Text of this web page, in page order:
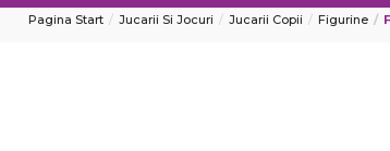
Pagina Start Jucarii Si Jocuri Jucarii Copii Figurine